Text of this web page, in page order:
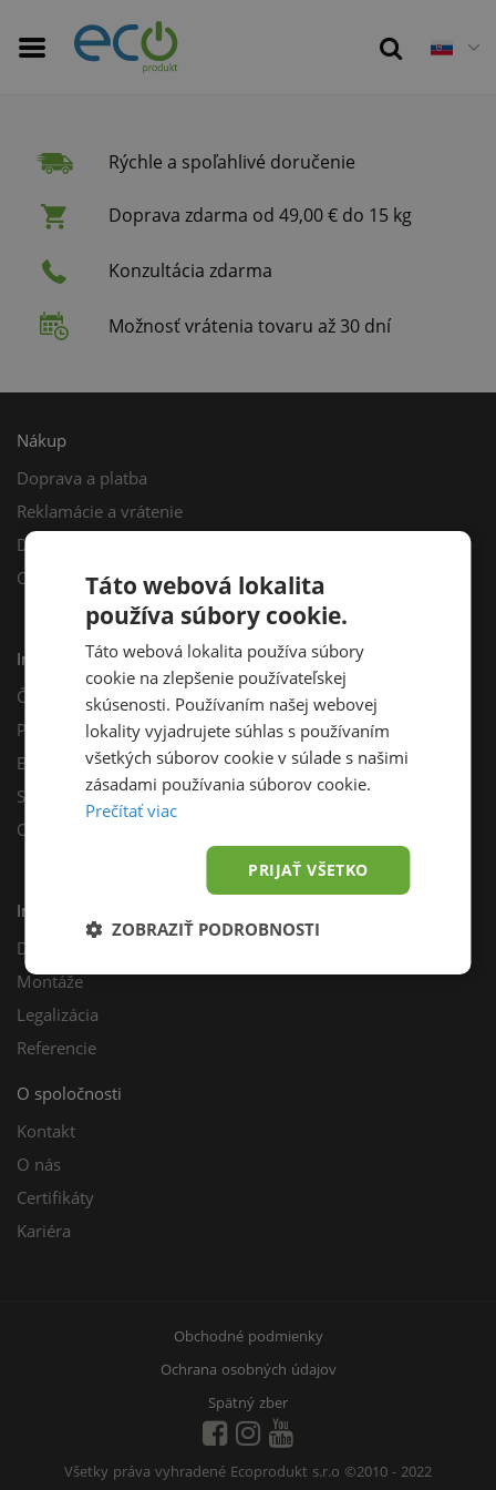
Rýchle a spoľahlivé doručenie
Doprava zdarma od 49,00 € do 15 kg
Konzultácia zdarma
Možnosť vrátenia tovaru až 30 dní
Nákup
Doprava a platba
Reklamácie a vrátenie
Darčekový poukaz
Odberné miesta
Informácie
Často kladené otázky
Poradňa
Blog
Sprievodca výberom fotovoltiky
Odporúčací program
Inštalácie
Dotácie
Montáže
Legalizácia
Referencie
O spoločnosti
Kontakt
O nás
Certifikáty
Kariéra
Obchodné podmienky
Ochrana osobných údajov
Spätný zber
Všetky práva vyhradené Ecoprodukt s.r.o ©2010 - 2022
Táto webová lokalita
používa súbory cookie.
Táto webová lokalita používa súbory
cookie na zlepšenie používateľskej
skúsenosti. Používaním našej webovej
lokality vyjadrujete súhlas s používaním
všetkých súborov cookie v súlade s našimi
zásadami používania súborov cookie.
Prečítať viac
PRIJAŤ VŠETKO
ZOBRAZIŤ PODROBNOSTI